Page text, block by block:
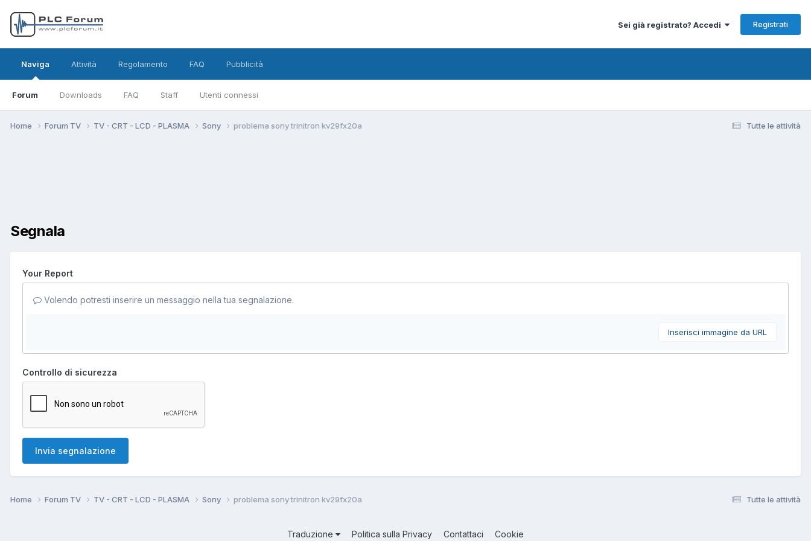
Sei già registrato? Accedi Registrati
Naviga
Forum Downloads FAQ Staff Utenti connessi
Attività Regolamento FAQ Pubblicità
Tutte le attività
Home Forum TV TV - CRT - LCD - PLASMA Sony problema sony trinitron kv29fx20a
Segnala
Your Report
Volendo potresti inserire un messaggio nella tua segnalazione.
Inserisci immagine da URL
Controllo di sicurezza
Invia segnalazione
Tutte le attività
Home Forum TV TV - CRT - LCD - PLASMA Sony problema sony trinitron kv29fx20a
Traduzione Politica sulla Privacy Contattaci Cookie